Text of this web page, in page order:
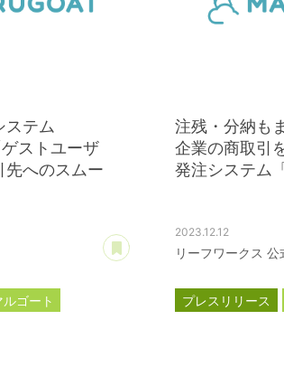
ステム
ストユーザ
先へのスムー
あとで読む
ルゴート
注残・分納も
企業の商取引
発注システム
2023.12.12
リーフワークス 公
プレスリリース